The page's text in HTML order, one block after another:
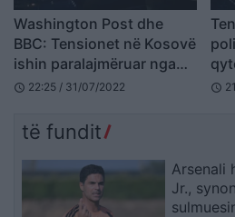
Washington Post dhe
BBC: Tensionet në Kosovë
ishin paralajmëruar nga
Osmani
schedule 22:25 / 31/07/2022 schedule
të fundit
Arsenali
Jr.,